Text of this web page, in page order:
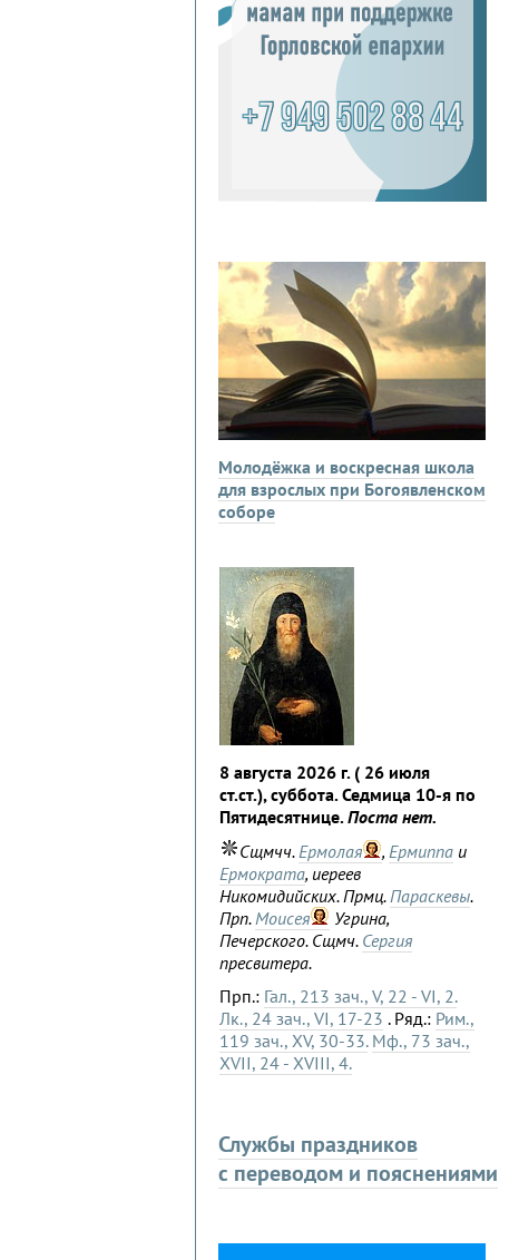
Молодёжка и воскресная школа
для взрослых при Богоявленском
соборе
8 августа 2026 г. ( 26 июля
ст.ст.), суббота. Седмица 10-я по
Пятидесятнице.Поста нет.
Сщмчч.Ермолая , Ермиппа и
Ермократа, иереев
Никомидийских. Прмц.Параскевы.
Прп.Моисея
Угрина,
Печерского. Сщмч. Сергия
пресвитера.
Прп.: Гал., 213 зач., V, 22 - VI, 2.
Лк., 24 зач., VI, 17-23 . Ряд.: Рим.,
119 зач., XV, 30-33. Мф., 73 зач.,
XVII, 24 - XVIII, 4.
Службы праздников
с переводом и пояснениями